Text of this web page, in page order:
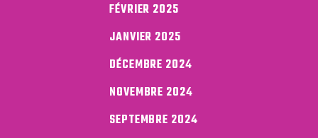
FÉVRIER 2025
JANVIER 2025
DÉCEMBRE 2024
NOVEMBRE 2024
SEPTEMBRE 2024